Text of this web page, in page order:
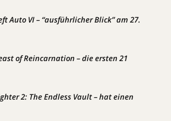
Auto VI – “ausführlicher Blick” am 27.
of Reincarnation – die ersten 21
2: The Endless Vault – hat einen